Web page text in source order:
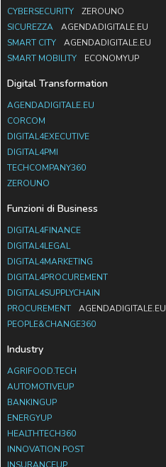
CYBERSECURITY
ZEROUNO
SICUREZZA
AGENDADIGITALE.EU
SMART CITY
AGENDADIGITALE.EU
SMART MOBILITY
ECONOMYUP
Digital Transformation
AGENDADIGITALE.EU
CORCOM
DIGITAL4EXECUTIVE
DIGITAL4PMI
TECHCOMPANY360
ZEROUNO
Funzioni di Business
DIGITAL4FINANCE
DIGITAL4LEGAL
DIGITAL4MARKETING
DIGITAL4PROCUREMENT
DIGITAL4SUPPLYCHAIN
PROCUREMENT
AGENDADIGITALE.EU
PEOPLE&CHANGE360
Industry
AGRIFOOD.TECH
AUTOMOTIVEUP
BANKINGUP
ENERGYUP
HEALTHTECH360
INNOVATION POST
INSURANCEUP